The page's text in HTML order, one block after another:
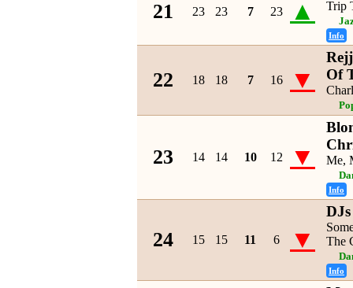
21 23 23 7 23 ▲ Trip
Info
22 18 18 7 16 ▼
Of
23 14 14 10 12 ▼ Me,
Info
24 15 15 11 6 ▼
The
Info